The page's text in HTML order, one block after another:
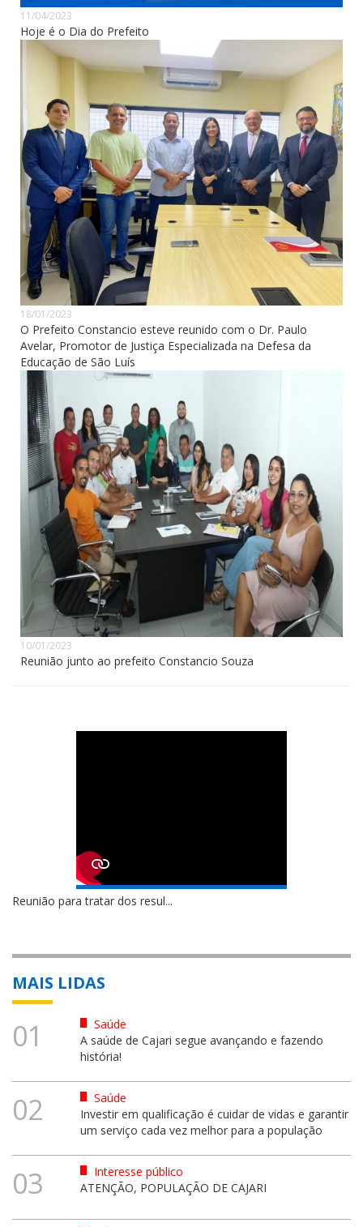
11/04/2023
Hoje é o Dia do Prefeito
18/01/2023
O Prefeito Constancio esteve reunido com o Dr. Paulo
Avelar, Promotor de Justiça Especializada na Defesa da
Educação de São Luís
10/01/2023
Reunião junto ao prefeito Constancio Souza
Reunião para tratar dos resul...
MAIS LIDAS
01
Saúde
A saúde de Cajari segue avançando e fazendo
história!
02
Saúde
Investir em qualificação é cuidar de vidas e garantir
um serviço cada vez melhor para a população
03
Interesse público
ATENÇÃO, POPULAÇÃO DE CAJARI